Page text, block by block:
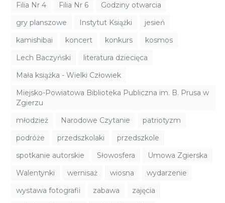
Filia Nr 4
Filia Nr 6
Godziny otwarcia
gry planszowe
Instytut Książki
jesień
kamishibai
koncert konkurs
kosmos
Lech Baczyński
literatura dziecięca
Mała książka - Wielki Człowiek
Miejsko-Powiatowa Biblioteka Publiczna im. B. Prusa w
Zgierzu
młodzież
Narodowe Czytanie
patriotyzm
podróże
przedszkolaki
przedszkole
spotkanie autorskie
Słowosfera
Umowa Zgierska
Walentynki
wernisaż wiosna
wydarzenie
wystawa fotografii
zabawa
zajęcia